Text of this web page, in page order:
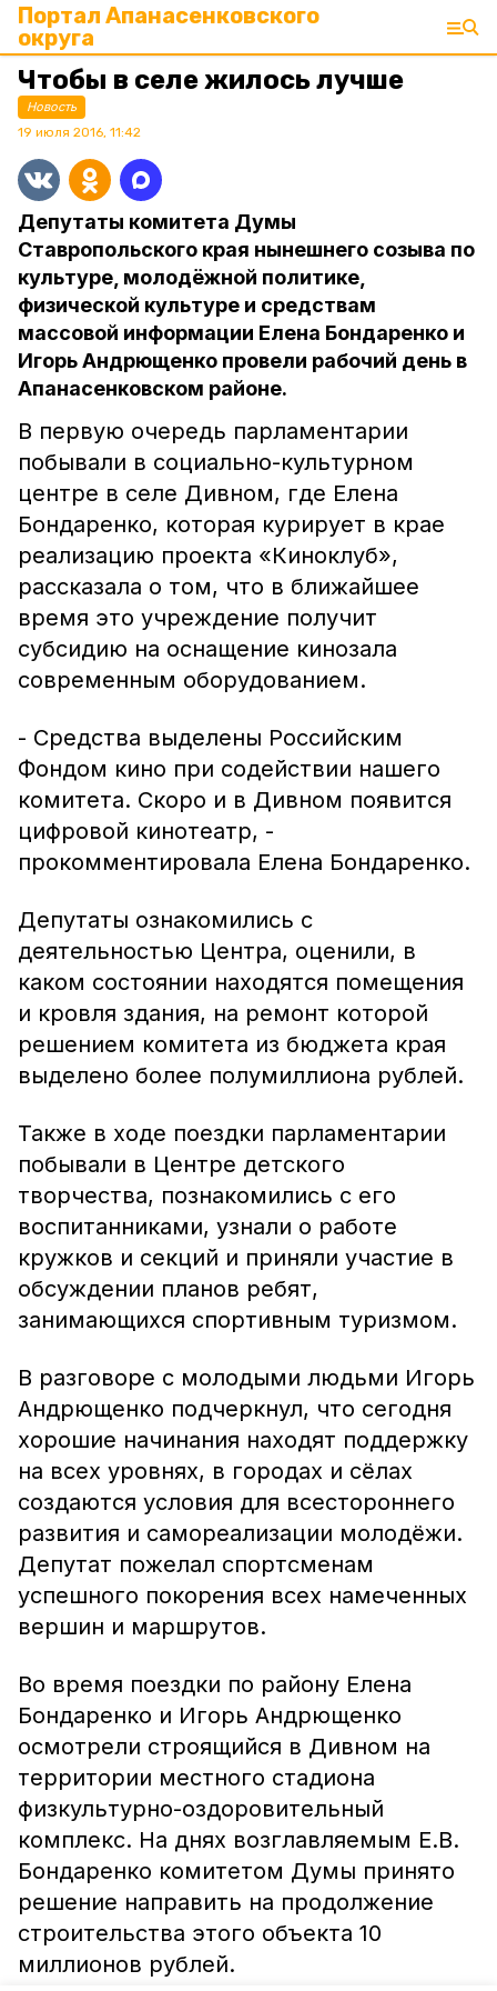
Портал Апанасенковского
округа
Чтобы в селе жилось лучше
Новость
19 июля 2016, 11:42
Депутаты комитета Думы
Ставропольского края нынешнего созыва по
культуре, молодёжной политике,
физической культуре и средствам
массовой информации Елена Бондаренко и
Игорь Андрющенко провели рабочий день в
Апанасенковском районе.
В первую очередь парламентарии
побывали в социально-культурном
центре в селе Дивном, где Елена
Бондаренко, которая курирует в крае
реализацию проекта «Киноклуб»,
рассказала о том, что в ближайшее
время это учреждение получит
субсидию на оснащение кинозала
современным оборудованием.
- Средства выделены Российским
Фондом кино при содействии нашего
комитета. Скоро и в Дивном появится
цифровой кинотеатр, -
прокомментировала Елена Бондаренко.
Депутаты ознакомились с
деятельностью Центра, оценили, в
каком состоянии находятся помещения
и кровля здания, на ремонт которой
решением комитета из бюджета края
выделено более полумиллиона рублей.
Также в ходе поездки парламентарии
побывали в Центре детского
творчества, познакомились с его
воспитанниками, узнали о работе
кружков и секций и приняли участие в
обсуждении планов ребят,
занимающихся спортивным туризмом.
В разговоре с молодыми людьми Игорь
Андрющенко подчеркнул, что сегодня
хорошие начинания находят поддержку
на всех уровнях, в городах и сёлах
создаются условия для всестороннего
развития и самореализации молодёжи.
Депутат пожелал спортсменам
успешного покорения всех намеченных
вершин и маршрутов.
Во время поездки по району Елена
Бондаренко и Игорь Андрющенко
осмотрели строящийся в Дивном на
территории местного стадиона
физкультурно-оздоровительный
комплекс. На днях возглавляемым Е.В.
Бондаренко комитетом Думы принято
решение направить на продолжение
строительства этого объекта 10
миллионов рублей.